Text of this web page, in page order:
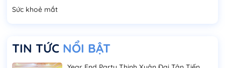
Sức khoẻ mắt
TIN TỨC NỔI BẬT